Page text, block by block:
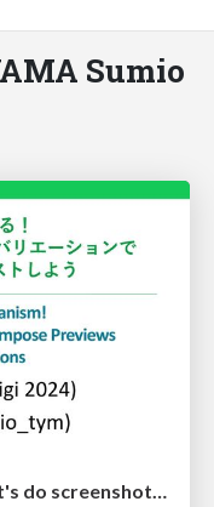
Sumio
Understand the mechanism! Let's do screenshots tests of Compose Previews with various variations / 仕組みから理解する！Composeプレビューを様々なバリエーションでスクリーンショットテストしよう